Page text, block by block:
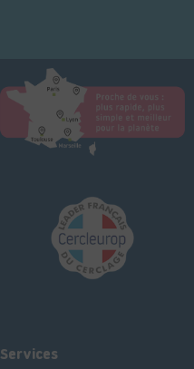
Services